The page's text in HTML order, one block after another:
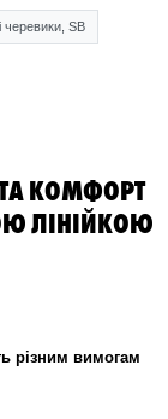
черевики, SB
ТА КОМФОРТ
ЛІНІЙКОЮ
різним вимогам